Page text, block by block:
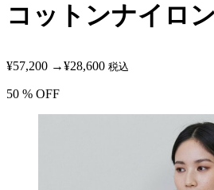
コットンナイロ
¥57,200 →¥28,600 税込
50 % OFF